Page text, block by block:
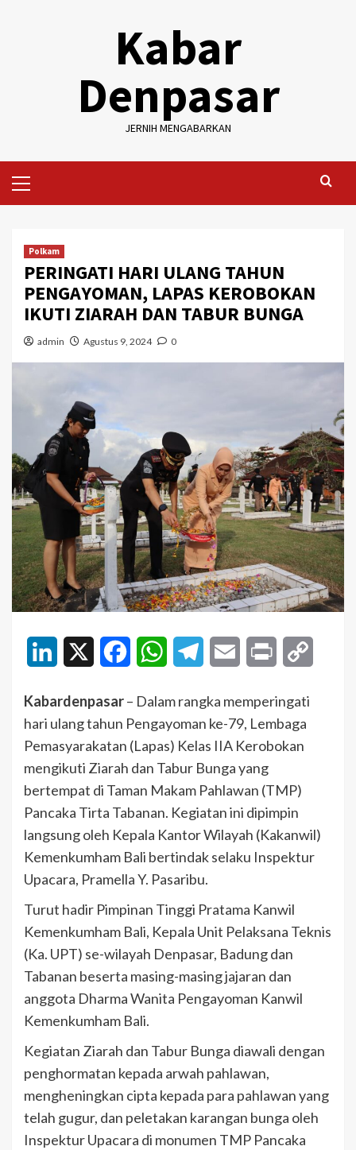
Kabar
Denpasar
JERNIH MENGABARKAN
Menu
Polkam
PERINGATI HARI ULANG TAHUN
PENGAYOMAN, LAPAS KEROBOKAN
IKUTI ZIARAH DAN TABUR BUNGA
admin Agustus 9, 2024 0
LinkedIn FacebookWhatsAppTelegramEmail Print
Kabardenpasar– Dalam rangka memperingati
hari ulang tahun Pengayoman ke-79, Lembaga
Pemasyarakatan (Lapas) Kelas IIA Kerobokan
mengikuti Ziarah dan Tabur Bunga yang
bertempat di Taman Makam Pahlawan (TMP)
Pancaka Tirta Tabanan. Kegiatan ini dipimpin
langsung oleh Kepala Kantor Wilayah (Kakanwil)
Kemenkumham Bali bertindak selaku Inspektur
Upacara, Pramella Y. Pasaribu.
Turut hadir Pimpinan Tinggi Pratama Kanwil
Kemenkumham Bali, Kepala Unit Pelaksana Teknis
(Ka. UPT) se-wilayah Denpasar, Badung dan
Tabanan beserta masing-masing jajaran dan
anggota Dharma Wanita Pengayoman Kanwil
Kemenkumham Bali.
Kegiatan Ziarah dan Tabur Bunga diawali dengan
penghormatan kepada arwah pahlawan,
mengheningkan cipta kepada para pahlawan yang
telah gugur, dan peletakan karangan bunga oleh
Inspektur Upacara di monumen TMP Pancaka